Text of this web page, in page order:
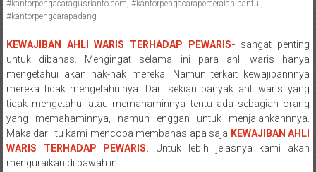
Pengacara
Advokat
/
Konsultan
Hukum
/
Konsultan
Hukum
Pajak/
#kantorpengacaragusrianto.com, #kantorpengacaraperceraian bantul ,
#kantorpengcarapadang
KEWAJIBAN AHLI WARIS TERHADAP PEWARIS- sangat penting
untuk dibahas. Mengingat selama ini para ahli waris hanya
mengetahui akan hak-hak mereka. Namun terkait kewajibannnya
mereka tidak mengetahuinya. Dari sekian banyak ahli waris yang
tidak mengetahui atau memahaminnya tentu ada sebagian orang
yang memahaminnya, namun enggan untuk menjalankannnya.
Maka dari itu kami mencoba membahas apa saja KEWAJIBAN AHLI
WARIS TERHADAP PEWARIS. Untuk lebih jelasnya kami akan
menguraikan di bawah ini.